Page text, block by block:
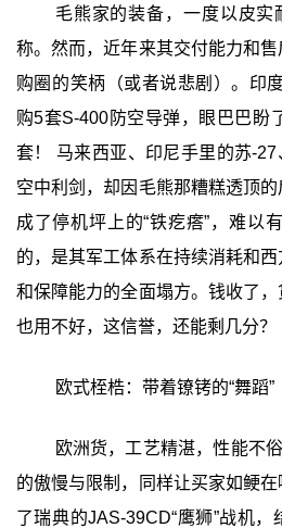
毛熊家的装备，一度以皮实
称。然而，近年来其交付能力和
购圈的笑柄（或者说悲剧）。印
购5套S-400防空导弹，眼巴巴盼
套！ 马来西亚、印尼手里的苏-
空中利剑，却因毛熊那糟糕透顶
成了停机坪上的“铁疙瘩”，难以
的，是其军工体系在持续消耗和
和保障能力的全面塌方。钱收了
也用不好，这信誉，还能剩几分？
欧式桎梏：带着镣铐的“舞蹈”
欧洲货，工艺精湛，性能不
的傲慢与限制，同样让买家如鲠
了瑞典的JAS-39CD“鹰狮”战机